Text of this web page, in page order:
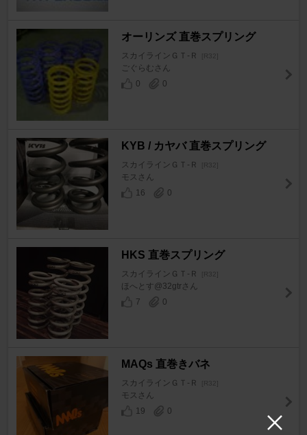
オーリンズ 直巻スプリング
スカイラインＧＴ‐Ｒ [R32]
ごぐらむさん
0
0
KYB / カヤバ 直巻スプリング
スカイラインＧＴ‐Ｒ [R32]
モスさん
16
0
HKS 直巻スプリング
スカイラインＧＴ‐Ｒ [R32]
ほへとす@32gtrさん
7
0
MAQs 直巻きバネ
スカイラインＧＴ‐Ｒ [R32]
モスさん
19
0